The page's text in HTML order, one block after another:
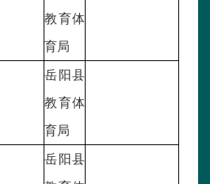
教育体
育局
岳阳县
教育体
育局
岳阳县